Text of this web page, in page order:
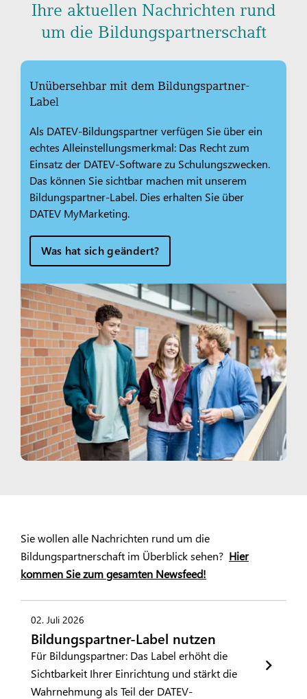
Ihre aktuellen Nachrichten rund
um die Bildungspartnerschaft
Unübersehbar mit dem Bildungspartner-
Label
Als DATEV-Bildungspartner verfügen Sie über ein
echtes Alleinstellungsmerkmal: Das Recht zum
Einsatz der DATEV-Software zu Schulungszwecken.
Das können Sie sichtbar machen mit unserem
Bildungspartner-Label. Dies erhalten Sie über
DATEV MyMarketing.
Was hat sich geändert?
Sie wollen alle Nachrichten rund um die
Bildungspartnerschaft im Überblick sehen? Hier
kommen Sie zum gesamten Newsfeed!
02. Juli 2026
Bildungspartner-Label nutzen
Für Bildungspartner: Das Label erhöht die
Sichtbarkeit Ihrer Einrichtung und stärkt die
Wahrnehmung als Teil der DATEV-